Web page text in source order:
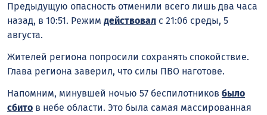
Предыдущую опасность отменили всего лишь два часа
назад, в 10:51. Режим действовал с 21:06 среды, 5
августа.
Жителей региона попросили сохранять спокойствие.
Глава региона заверил, что силы ПВО наготове.
Напомним, минувшей ночью 57 беспилотников было
сбито в небе области. Это была самая массированная